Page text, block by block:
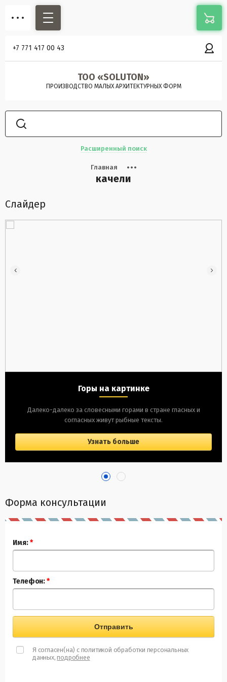
+7 771 417 00 43
ТОО «SOLUTON»
ПРОИЗВОДСТВО МАЛЫХ АРХИТЕКТУРНЫХ ФОРМ
Расширенный поиск
Главная
качели
Слайдер
Горы на картинке
Далеко-далеко за словесными горами в стране гласных и
согласных живут рыбные тексты.
Узнать больше
Форма консультации
Имя:*
Телефон:*
Я согласен(на) с политикой обработки персональных
данных,подробнее
Отправить